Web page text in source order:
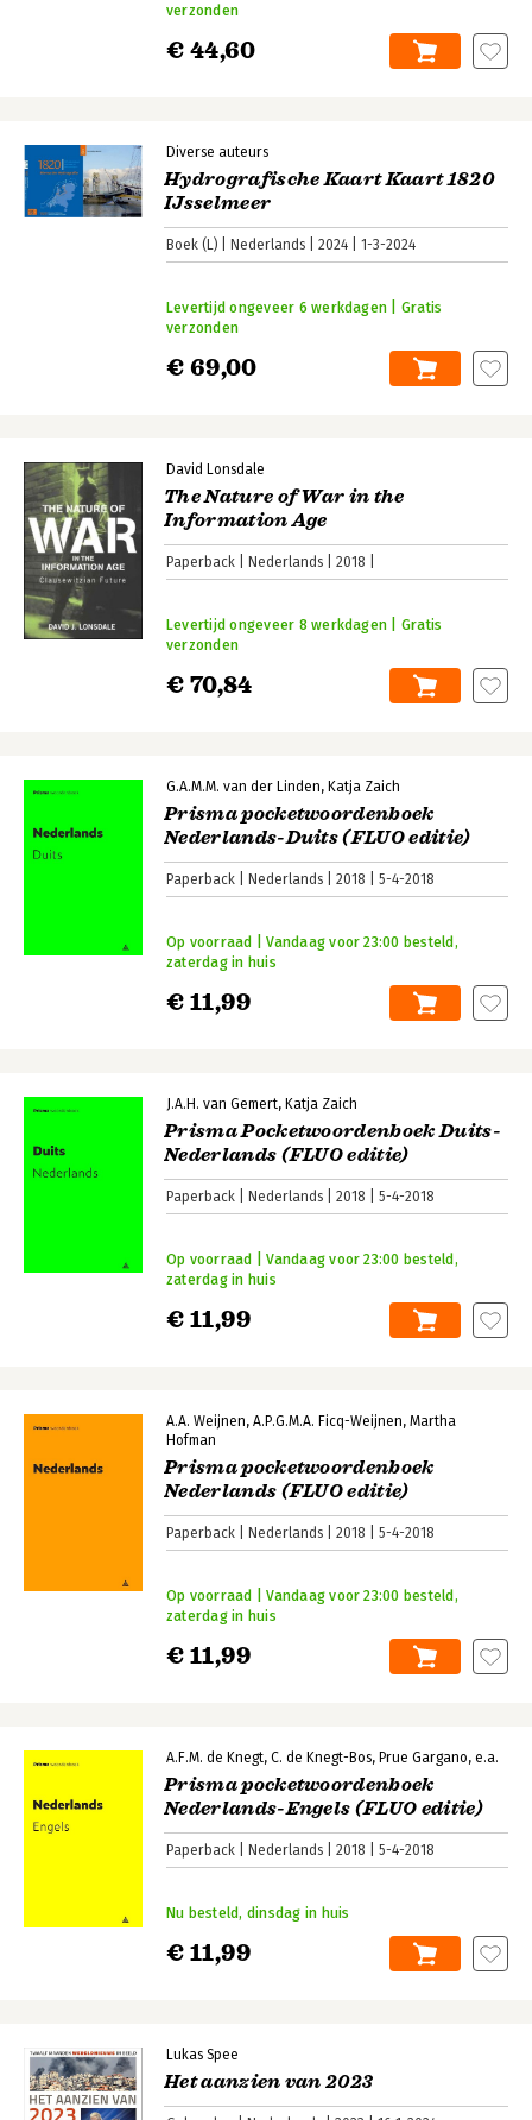
€ 44,60
verzonden
Diverse auteurs
Hydrografische Kaart Kaart 1820
IJsselmeer
Boek (L) Nederlands 2024 1-3-2024
€ 69,00
Levertijd ongeveer 6 werkdagen | Gratis
verzonden
David Lonsdale
The Nature of War in the
Information Age
Paperback Nederlands 2018
€ 70,84
Levertijd ongeveer 8 werkdagen | Gratis
verzonden
G.A.M.M. van der Linden Katja Zaich
Prisma pocketwoordenboek
Nederlands-Duits (FLUO editie)
Paperback Nederlands 2018 5-4-2018
€ 11,99
Op voorraad | Vandaag voor 23:00 besteld,
zaterdag in huis
J.A.H. van Gemert Katja Zaich
Prisma Pocketwoordenboek Duits-
Nederlands (FLUO editie)
Paperback Nederlands 2018 5-4-2018
€ 11,99
Op voorraad | Vandaag voor 23:00 besteld,
zaterdag in huis
A.A. Weijnen A.P.G.M.A. Ficq-Weijnen Martha
Hofman
Prisma pocketwoordenboek
Nederlands (FLUO editie)
Paperback Nederlands 2018 5-4-2018
€ 11,99
Op voorraad | Vandaag voor 23:00 besteld,
zaterdag in huis
A.F.M. de Knegt C. de Knegt-Bos Prue Gargano e.a.
Prisma pocketwoordenboek
Nederlands-Engels (FLUO editie)
Paperback Nederlands 2018 5-4-2018
€ 11,99
Nu besteld, dinsdag in huis
Lukas Spee
Het aanzien van 2023